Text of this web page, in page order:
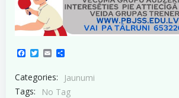
Facebook
Twitter
Email
Categories:
Jaunumi
Tags:
No Tag